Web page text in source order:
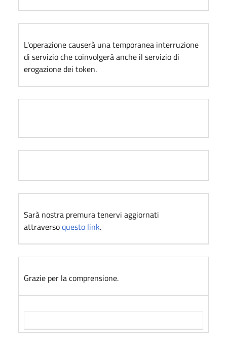
L'operazione causerà una temporanea interruzione
di servizio che coinvolgerà anche il servizio di
erogazione dei token.
Sarà nostra premura tenervi aggiornati
attraversoquesto link.
Grazie per la comprensione.